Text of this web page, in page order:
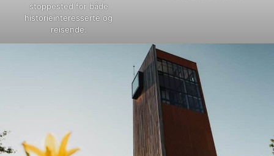
stoppested for både
historieinteresserte og
reisende.